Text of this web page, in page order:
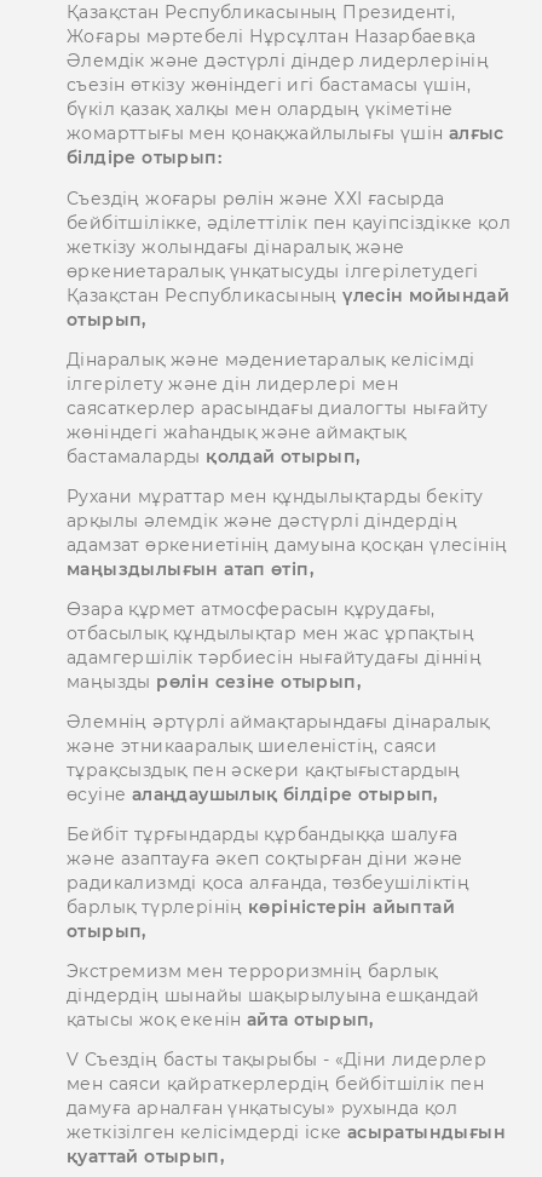
Қазақстан Республикасының Президенті,
Жоғары мәртебелі Нұрсұлтан Назарбаевқа
Әлемдік және дәстүрлі діндер лидерлерінің
съезін өткізу жөніндегі игі бастамасы үшін,
бүкіл қазақ халқы мен олардың үкіметіне
жомарттығы мен қонақжайлылығы үшін алғыс
білдіре отырып:
Съездің жоғары рөлін және ХХІ ғасырда
бейбітшілікке, әділеттілік пен қауіпсіздікке қол
жеткізу жолындағы дінаралық және
өркениетаралық үнқатысуды ілгерілетудегі
Қазақстан Республикасыныңүлесін мойындай
отырып,
Дінаралық және мәдениетаралық келісімді
ілгерілету және дін лидерлері мен
саясаткерлер арасындағы диалогты нығайту
жөніндегі жаһандық және аймақтық
бастамаларды қолдай отырып,
Рухани мұраттар мен құндылықтарды бекіту
арқылы әлемдік және дәстүрлі діндердің
адамзат өркениетінің дамуына қосқан үлесінің
маңыздылығын атап өтіп,
Өзара құрмет атмосферасын құрудағы,
отбасылық құндылықтар мен жас ұрпақтың
адамгершілік тәрбиесін нығайтудағы діннің
маңызды рөлін сезіне отырып,
Әлемнің әртүрлі аймақтарындағы дінаралық
және этникааралық шиеленістің, саяси
тұрақсыздық пен әскери қақтығыстардың
өсуіне алаңдаушылық білдіре отырып,
Бейбіт тұрғындарды құрбандыққа шалуға
және азаптауға әкеп соқтырған діни және
радикализмді қоса алғанда, төзбеушіліктің
барлық түрлерінің көріністерін айыптай
отырып,
Экстремизм мен терроризмнің барлық
діндердің шынайы шақырылуына ешқандай
қатысы жоқ екенінайта отырып,
V Съездің басты тақырыбы - «Діни лидерлер
мен саяси қайраткерлердің бейбітшілік пен
дамуға арналған үнқатысуы» рухында қол
жеткізілген келісімдерді іске асыратындығын
қуаттай отырып,